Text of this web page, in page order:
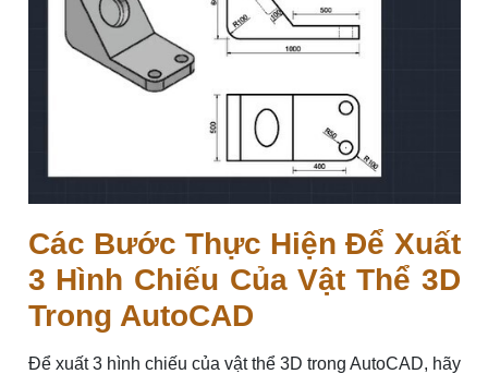
Các Bước Thực Hiện Để Xuất
3 Hình Chiếu Của Vật Thể 3D
Trong AutoCAD
Để xuất 3 hình chiếu của vật thể 3D trong AutoCAD, hãy